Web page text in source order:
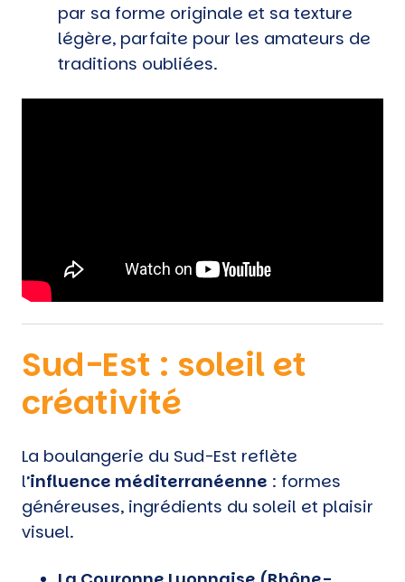
par sa forme originale et sa texture
légère, parfaite pour les amateurs de
traditions oubliées.
Sud-Est : soleil et
créativité
La boulangerie du Sud-Est reflète
l’influence méditerranéenne : formes
généreuses, ingrédients du soleil et plaisir
visuel.